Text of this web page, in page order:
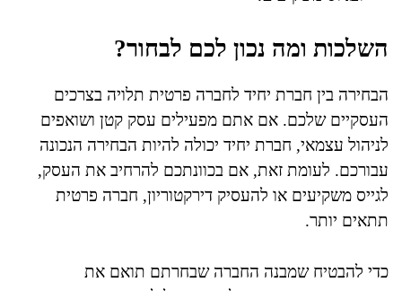
השלכות ומה נכון לכם לבחור?
הבחירה בין חברת יחיד לחברה פרטית תלויה בצרכים
העסקיים שלכם. אם אתם מפעילים עסק קטן ושואפים
לניהול עצמאי, חברת יחיד יכולה להיות הבחירה הנכונה
עבורכם. לעומת זאת, אם בכוונתכם להרחיב את העסק,
לגייס משקיעים או להעסיק דירקטוריון, חברה פרטית
תתאים יותר.
כדי להבטיח שמבנה החברה שבחרתם תואם את